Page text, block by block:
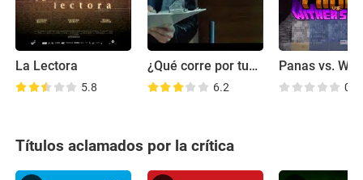
La Lectora
5.8
¿Qué corre por tus venas?
6.2 0.0
Títulos aclamados por la crítica